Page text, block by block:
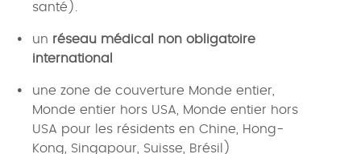
santé).
un réseau médical non obligatoire
international
une zone de couverture Monde entier,
Monde entier hors USA, Monde entier hors
USA pour les résidents en Chine, Hong-
Kong, Singapour, Suisse, Brésil)